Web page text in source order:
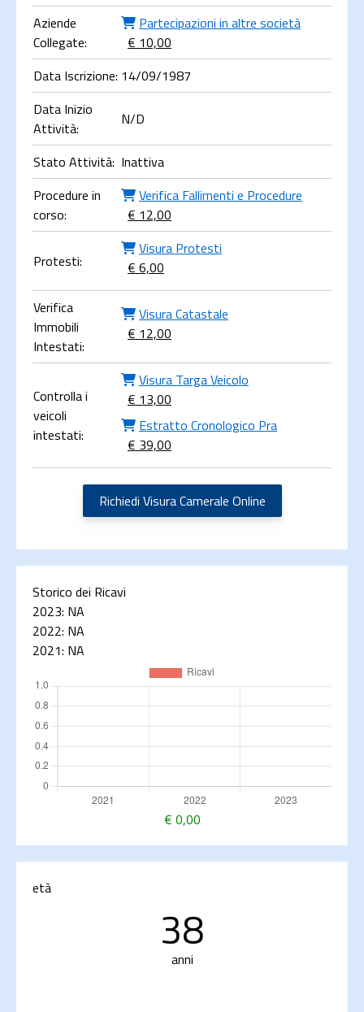
Aziende
Collegate:
Partecipazioni in altre società
€ 10,00
Data Iscrizione: 14/09/1987
Data Inizio
Attività:
N/D
Stato Attività: Inattiva
Procedure in
corso:
Verifica Fallimenti e Procedure
€ 12,00
Protesti:
Visura Protesti
€ 6,00
Verifica
Immobili
Intestati:
Visura Catastale
€ 12,00
Controlla i
veicoli
intestati:
Visura Targa Veicolo
€ 13,00
Estratto Cronologico Pra
€ 39,00
Richiedi Visura Camerale Online
Storico dei Ricavi
2023: NA
2022: NA
2021: NA
€ 0,00
età
38
anni